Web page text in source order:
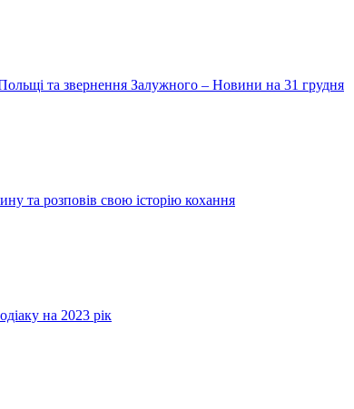
та звернення Залужного – Новини на 31 грудня
та розповів свою історію кохання
на 2023 рік